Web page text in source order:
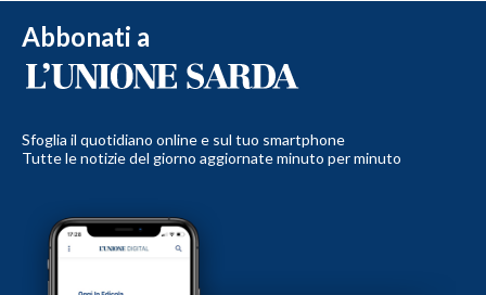
Abbonati a
Sfoglia il quotidiano online e sul tuo smartphone
Tutte le notizie del giorno aggiornate minuto per minuto